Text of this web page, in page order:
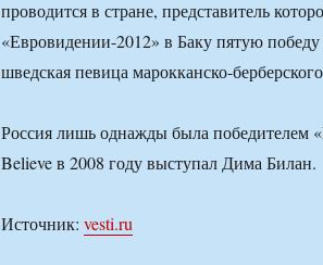
проводится в стране, представитель
«Евровидении-2012» в Баку пятую
шведская певица марокканско-
Россия лишь однажды была победителем
Believe в 2008 году выступал Дима Билан.
Источник: vesti.ru